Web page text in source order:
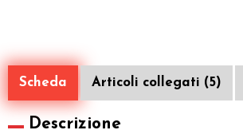
Scheda Articoli collegati (5)
Descrizione